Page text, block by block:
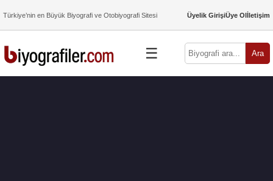
Türkiye’nin en Büyük Biyografi ve Otobiyografi Sitesi Üyelik GirişiÜye Olİletişim
☰ Ara